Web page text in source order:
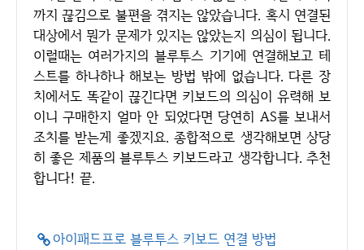
까지 끊김으로 불편을 겪지는 않았습니다. 혹시 연결된
대상에서 뭔가 문제가 있지는 않았는지 의심이 됩니다.
이럴때는 여러가지의 블루투스 기기에 연결해보고 테
스트를 하나하나 해보는 방법 밖에 없습니다. 다른 장
치에서도 똑같이 끊긴다면 키보드의 의심이 유력해 보
이니 구매한지 얼마 안 되었다면 당연히 AS를 보내서
조치를 받는게 좋겠지요. 종합적으로 생각해보면 상당
히 좋은 제품의 블루투스 키보드라고 생각합니다. 추천
합니다! 끝.
아이패드프로 블루투스 키보드 연결 방법